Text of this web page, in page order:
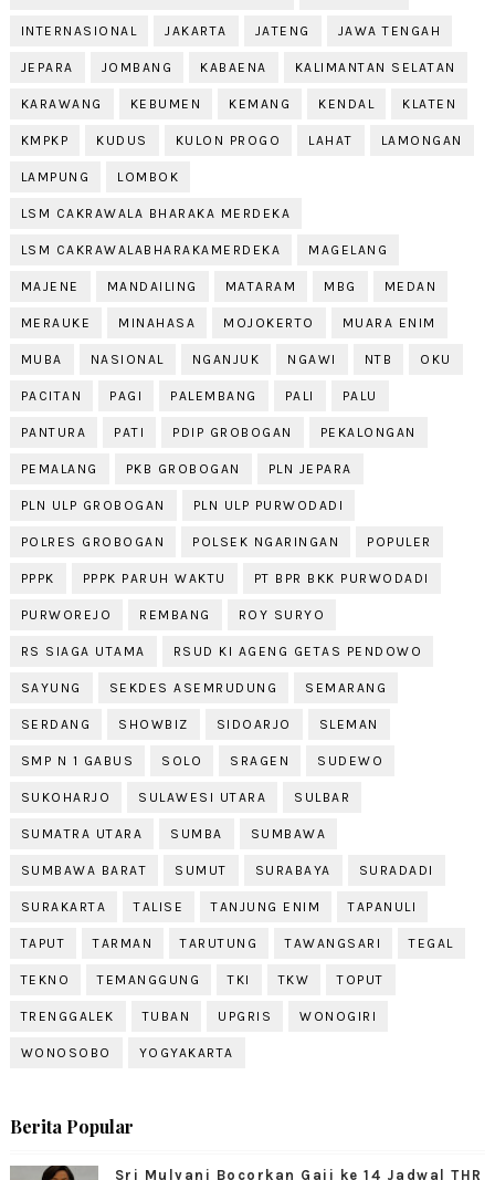
INTERNASIONAL JAKARTA JATENG JAWA TENGAH
JEPARA JOMBANG KABAENA KALIMANTAN SELATAN
KARAWANG KEBUMEN KEMANG KENDAL KLATEN
KMPKP KUDUS KULON PROGO LAHAT LAMONGAN
LAMPUNG LOMBOK
LSM CAKRAWALA BHARAKA MERDEKA
LSM CAKRAWALABHARAKAMERDEKA MAGELANG
MAJENE MANDAILING MATARAM MBG MEDAN
MERAUKE MINAHASA MOJOKERTO MUARA ENIM
MUBA NASIONAL NGANJUK NGAWI NTB OKU
PACITAN PAGI PALEMBANG PALI PALU
PANTURA PATI PDIP GROBOGAN PEKALONGAN
PEMALANG PKB GROBOGAN PLN JEPARA
PLN ULP GROBOGAN PLN ULP PURWODADI
POLRES GROBOGAN POLSEK NGARINGAN POPULER
PPPK PPPK PARUH WAKTU PT BPR BKK PURWODADI
PURWOREJO REMBANG ROY SURYO
RS SIAGA UTAMA RSUD KI AGENG GETAS PENDOWO
SAYUNG SEKDES ASEMRUDUNG SEMARANG
SERDANG SHOWBIZ SIDOARJO SLEMAN
SMP N 1 GABUS SOLO SRAGEN SUDEWO
SUKOHARJO SULAWESI UTARA SULBAR
SUMATRA UTARA SUMBA SUMBAWA
SUMBAWA BARAT SUMUT SURABAYA SURADADI
SURAKARTA TALISE TANJUNG ENIM TAPANULI
TAPUT TARMAN TARUTUNG TAWANGSARI TEGAL
TEKNO TEMANGGUNG TKI TKW TOPUT
TRENGGALEK TUBAN UPGRIS WONOGIRI
WONOSOBO YOGYAKARTA
Berita Popular
Sri Mulyani Bocorkan Gaji ke 14 Jadwal THR